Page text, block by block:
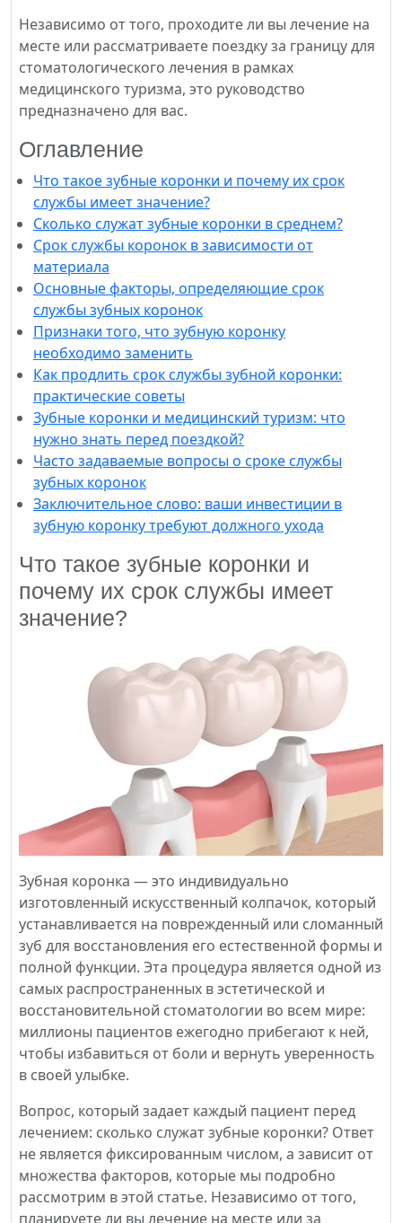
Независимо от того, проходите ли вы лечение на
месте или рассматриваете поездку за границу для
стоматологического лечения в рамках
медицинского туризма, это руководство
предназначено для вас.
Оглавление
Что такое зубные коронки и почему их срок
службы имеет значение?
Сколько служат зубные коронки в среднем?
Срок службы коронок в зависимости от
материала
Основные факторы, определяющие срок
службы зубных коронок
Признаки того, что зубную коронку
необходимо заменить
Как продлить срок службы зубной коронки:
практические советы
Зубные коронки и медицинский туризм: что
нужно знать перед поездкой?
Часто задаваемые вопросы о сроке службы
зубных коронок
Заключительное слово: ваши инвестиции в
зубную коронку требуют должного ухода
Что такое зубные коронки и
почему их срок службы имеет
значение?
Зубная коронка — это индивидуально
изготовленный искусственный колпачок, который
устанавливается на поврежденный или сломанный
зуб для восстановления его естественной формы и
полной функции. Эта процедура является одной из
самых распространенных в эстетической и
восстановительной стоматологии во всем мире:
миллионы пациентов ежегодно прибегают к ней,
чтобы избавиться от боли и вернуть уверенность
в своей улыбке.
Вопрос, который задает каждый пациент перед
лечением: сколько служат зубные коронки? Ответ
не является фиксированным числом, а зависит от
множества факторов, которые мы подробно
рассмотрим в этой статье. Независимо от того,
планируете ли вы лечение на месте или за